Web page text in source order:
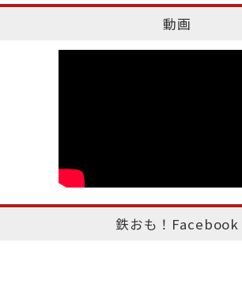
動画
鉄おも！Facebook